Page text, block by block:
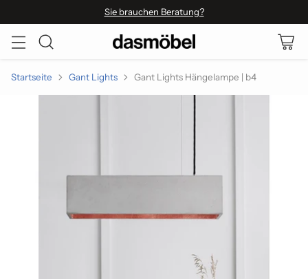
Sie brauchen Beratung?
Startseite Gant Lights Gant Lights Hängelampe | b4